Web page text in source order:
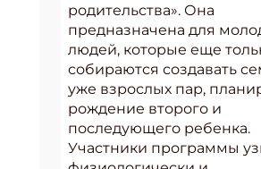
родительства». Она
предназначена для
людей, которые еще
собираются создавать
уже взрослых пар,
рождение второго и
последующего ребенка.
Участники программы